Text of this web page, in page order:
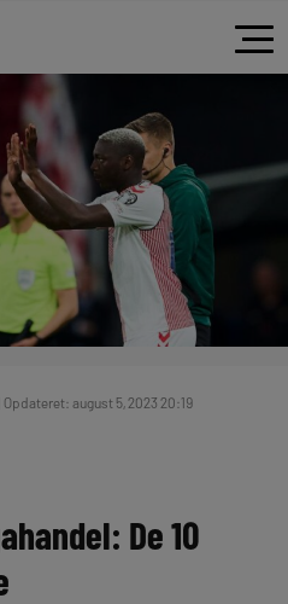
august 5, 2023 20:19
De 10